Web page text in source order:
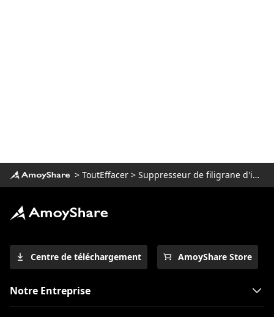
> ToutEffacer > Suppresseur de filigrane d'image
Centre de téléchargement AmoyShare Store
Notre Entreprise